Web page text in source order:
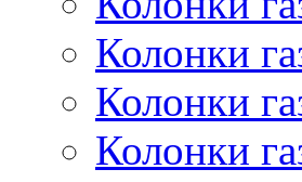
Колонки
Колонки
Колонки